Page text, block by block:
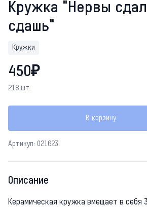
Кружка "Нервы
сдашь"
Кружки
450₽
218 шт.
В корзину
Артикул: 021623
Описание
Керамическая кружка вмещает в себя